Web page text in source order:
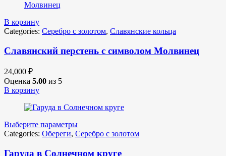
В корзину
Categories: Серебро с золотом, Славянские кольца
Славянский перстень с символом Молвинец
24,000 ₽
Оценка 5.00 из 5
В корзину
Выберите параметры
Categories: Обереги, Серебро с золотом
Гаруда в Солнечном круге